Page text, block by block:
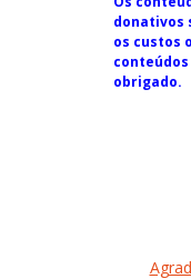
donativos
os custos
obrigado.